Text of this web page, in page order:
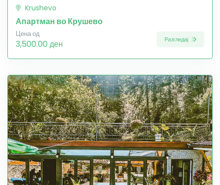
Krushevo
Апартман во Крушево
Цена од
3,500.00 ден Разгледај